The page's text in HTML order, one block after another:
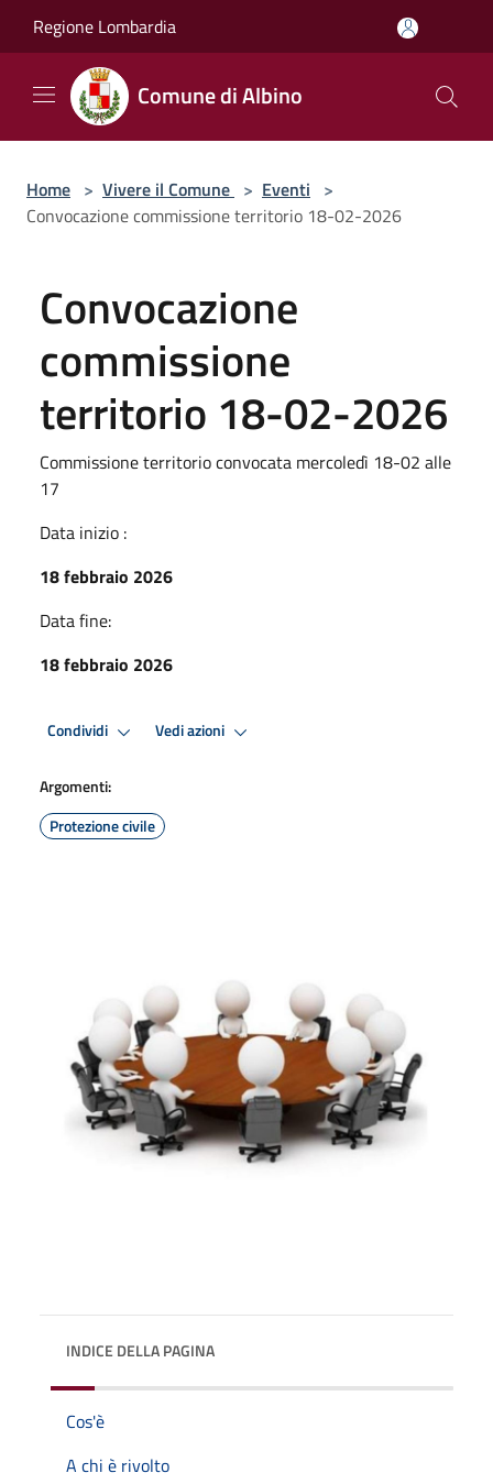
Regione Lombardia
Comune di Albino
Home > Vivere il Comune > Eventi >
Convocazione commissione territorio 18-02-2026
Convocazione
commissione
territorio 18-02-2026
Commissione territorio convocata mercoledì 18-02 alle
17
Data inizio :
18 febbraio 2026
Data fine:
18 febbraio 2026
Condividi Vedi azioni
Argomenti:
Protezione civile
INDICE DELLA PAGINA
Cos'è
A chi è rivolto